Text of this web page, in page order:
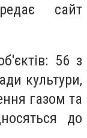
сайт
56 з
культури,
газом та
до